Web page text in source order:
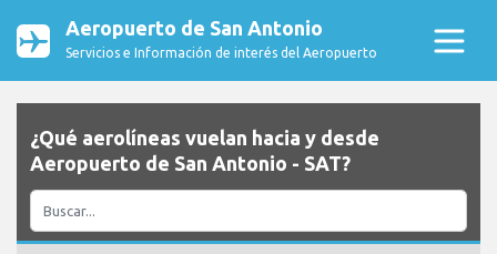
Aeropuerto de San Antonio
Servicios e Información de interés del Aeropuerto
¿Qué aerolíneas vuelan hacia y desde
Aeropuerto de San Antonio - SAT?